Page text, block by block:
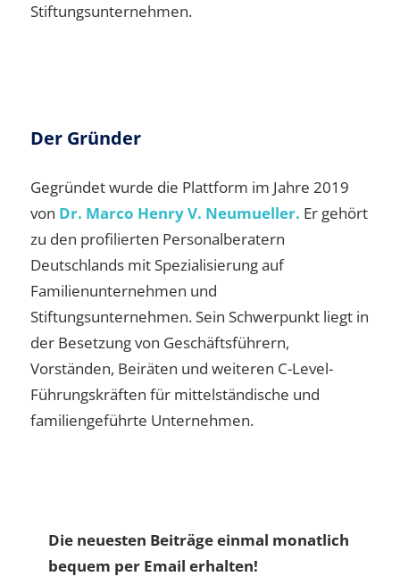
Stiftungsunternehmen.
Der Gründer
Gegründet wurde die Plattform im Jahre 2019
von Dr. Marco Henry V. Neumueller. Er gehört
zu den profilierten Personalberatern
Deutschlands mit Spezialisierung auf
Familienunternehmen und
Stiftungsunternehmen. Sein Schwerpunkt liegt in
der Besetzung von Geschäftsführern,
Vorständen, Beiräten und weiteren C-Level-
Führungskräften für mittelständische und
familiengeführte Unternehmen.
Die neuesten Beiträge einmal monatlich
bequem per Email erhalten!